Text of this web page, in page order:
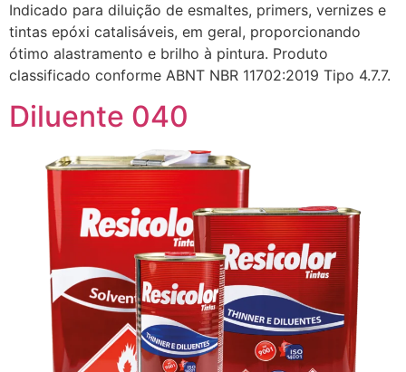
Indicado para diluição de esmaltes, primers, vernizes e
tintas epóxi catalisáveis, em geral, proporcionando
ótimo alastramento e brilho à pintura. Produto
classificado conforme ABNT NBR 11702:2019 Tipo 4.7.7.
Diluente 040